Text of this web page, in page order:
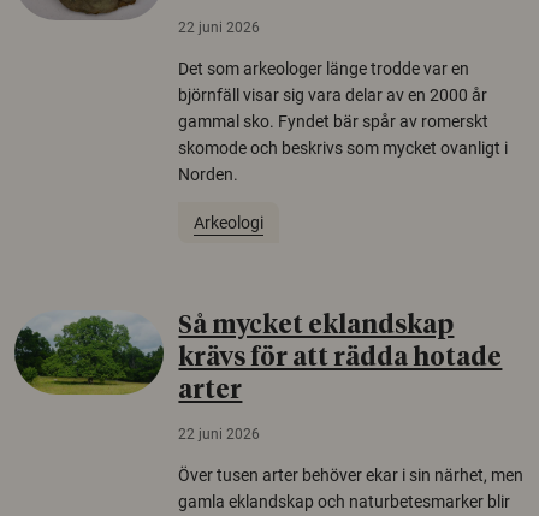
22 juni 2026
Det som arkeologer länge trodde var en
björnfäll visar sig vara delar av en 2000 år
gammal sko. Fyndet bär spår av romerskt
skomode och beskrivs som mycket ovanligt i
Norden.
Arkeologi
Så mycket eklandskap
krävs för att rädda hotade
arter
22 juni 2026
Över tusen arter behöver ekar i sin närhet, men
gamla eklandskap och naturbetesmarker blir